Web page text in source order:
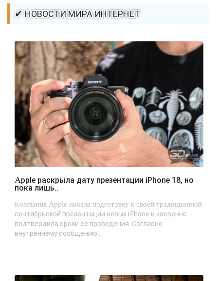
✔ НОВОСТИ МИРА ИНТЕРНЕТ
Apple раскрыла дату презентации iPhone 18, но
пока лишь..
Компания Apple начала подготовку к своей традиционной
сентябрьской презентации новых iPhone и косвенно
подтвердила сроки её проведения. Согласно
внутреннему сообщению...